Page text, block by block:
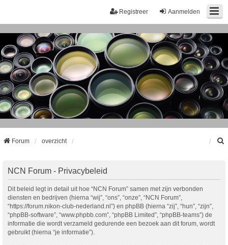
Aanmelden
Registreer
Forum overzicht
NCN Forum - Privacybeleid
Dit beleid legt in detail uit hoe “NCN Forum” samen met zijn verbonden
diensten en bedrijven (hierna “wij”, “ons”, “onze”, “NCN Forum”,
“https://forum.nikon-club-nederland.nl”) en phpBB (hierna “zij”, “hun”, “zijn”,
“phpBB-software”, “www.phpbb.com”, “phpBB Limited”, “phpBB-teams”) de
informatie die wordt verzameld gedurende een bezoek aan dit forum, wordt
gebruikt (hierna “je informatie”).